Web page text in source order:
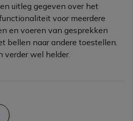
uitleg gegeven over het
voor meerdere
en voeren van gesprekken
bellen naar andere toestellen.
verder wel helder.